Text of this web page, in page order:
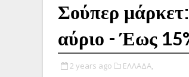
Σούπερ
αύριο - Έως
2 years ago ΕΛΛΑΔΑ,